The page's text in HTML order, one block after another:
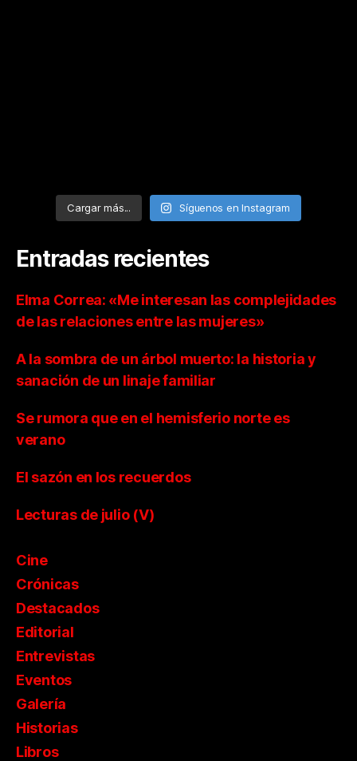
Cargar más... Síguenos en Instagram
Entradas recientes
Elma Correa: «Me interesan las complejidades
de las relaciones entre las mujeres»
A la sombra de un árbol muerto: la historia y
sanación de un linaje familiar
Se rumora que en el hemisferio norte es
verano
El sazón en los recuerdos
Lecturas de julio (V)
Cine
Crónicas
Destacados
Editorial
Entrevistas
Eventos
Galería
Historias
Libros